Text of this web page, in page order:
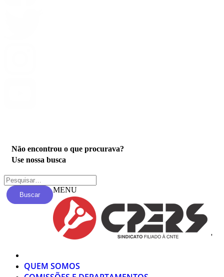
Não encontrou o que procurava?
Use nossa busca
Buscar
MENU
'
QUEM SOMOS